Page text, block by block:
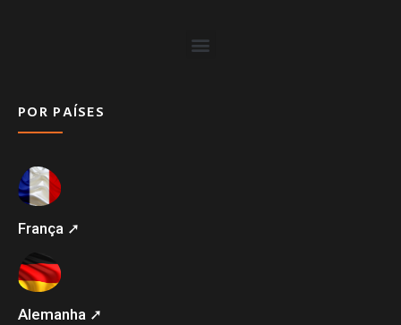
POR PAÍSES
França ➚
Alemanha ➚